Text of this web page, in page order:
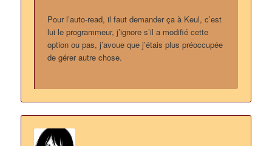
Pour l’auto-read, il faut demander ça à Keul, c’est
lui le programmeur, j’ignore s’il a modifié cette
option ou pas, j’avoue que j’étais plus préoccupée
de gérer autre chose.